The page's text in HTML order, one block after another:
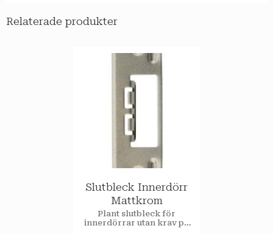
Relaterade produkter
Slutbleck Innerdörr
Mattkrom
Plant slutbleck för
innerdörrar utan krav på